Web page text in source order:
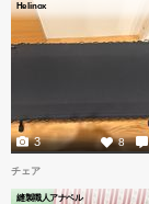
Helinox
8
3
チェア
縫製職人アナベル